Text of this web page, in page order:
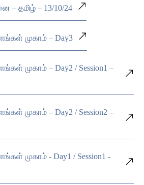
– தமிழ் – 13/10/24
முகாம் – Day3
முகாம் – Day2 / Session1 –
முகாம் – Day2 / Session2 –
முகாம் - Day1 / Session1 -